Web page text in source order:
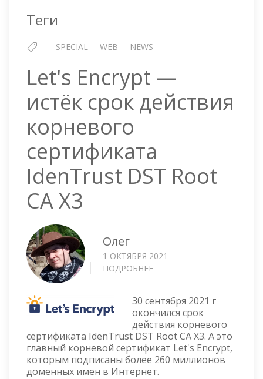
Теги
SPECIAL WEB NEWS
Let's Encrypt —
истёк срок действия
корневого
сертификата
IdenTrust DST Root
CA X3
Олег
1 ОКТЯБРЯ 2021
ПОДРОБНЕЕ
—
ИСТЁК
СРОК
ДЕЙСТВИЯ
КОРНЕВОГО
СЕРТИФИКАТА
30 сентября 2021 г
окончился срок
действия корневого
сертификата IdenTrust DST Root CA X3. А это
главный корневой сертификат Let's Encrypt,
которым подписаны более 260 миллионов
доменных имен в Интернет.